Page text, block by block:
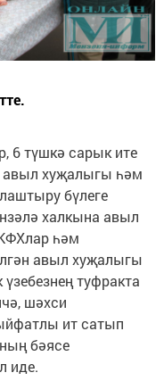
6 түшкә сарык ите
авыл хуҗалыгы һәм
бүлеге
халкына авыл
һәм
авыл хуҗалыгы
туфракта
шәхси
ит сатып
бәясе
иде.